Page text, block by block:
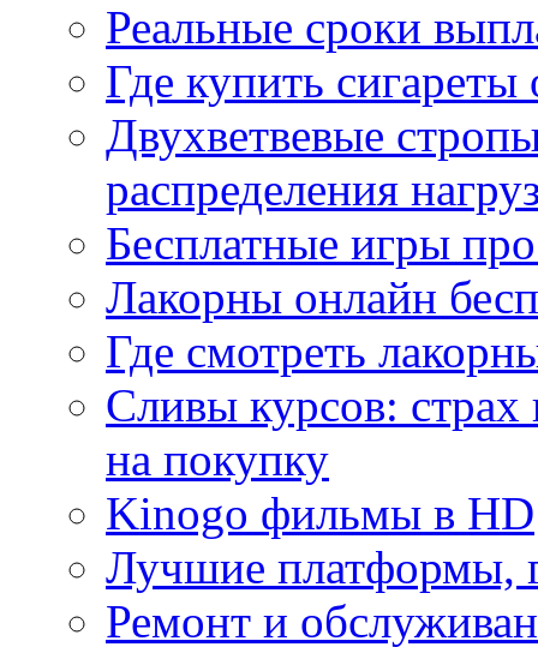
Реальные сроки
Где купить
Двухветвевые
распределения
Бесплатные игры
Лакорны онлайн
Где смотреть
Сливы курсов:
на покупку
Kinogo фильмы в HD
Лучшие платформы,
Ремонт и